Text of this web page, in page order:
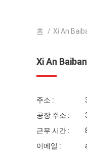
홈 / Xi An
Xi An
주소 :
공장 주소 :
근무 시간 :
이메일 :